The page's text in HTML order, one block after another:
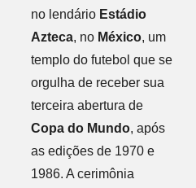
no lendário Estádio
Azteca, no México, um
templo do futebol que se
orgulha de receber sua
terceira abertura de
Copa do Mundo, após
as edições de 1970 e
1986. A cerimônia